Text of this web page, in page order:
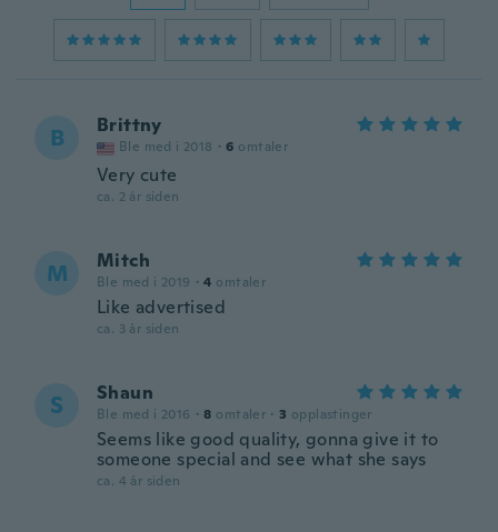
B Brittny
Ble med i 2018 · 6 omtaler
Very cute
ca. 2 år siden
M Mitch
Ble med i 2019 · 4 omtaler
Like advertised
ca. 3 år siden
S Shaun
Ble med i 2016 · 8 omtaler · 3 opplastinger
Seems like good quality, gonna give it to
someone special and see what she says
ca. 4 år siden